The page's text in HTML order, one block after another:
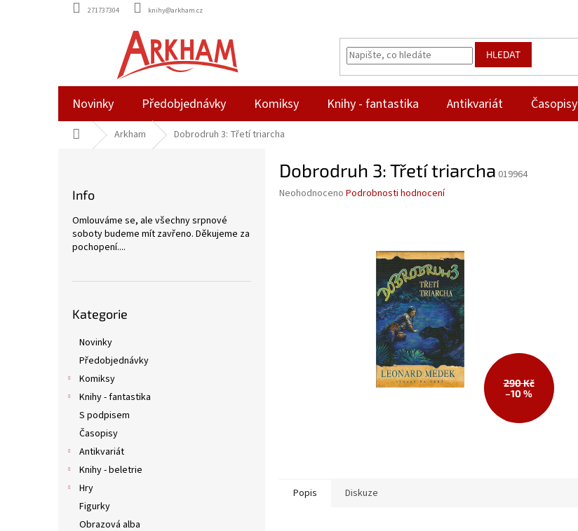
271737304 knihy@arkham.cz
HLEDAT
Novinky Předobjednávky Komiksy Knihy - fantastika Antikvariát Časopisy
Domů Arkham Dobrodruh 3: Třetí triarcha
Info
Omlouváme se, ale všechny srpnové
soboty budeme mít zavřeno. Děkujeme za
pochopení....
kategorie
Kategorie
Novinky
Předobjednávky
Komiksy
Knihy - fantastika
S podpisem
Časopisy
Antikvariát
Knihy - beletrie
Hry
Figurky
Obrazová alba
Dobrodruh 3: Třetí triarcha 019964
Průměrné
Neohodnoceno Podrobnosti hodnocení
290 Kč
–10 %
Popis Diskuze